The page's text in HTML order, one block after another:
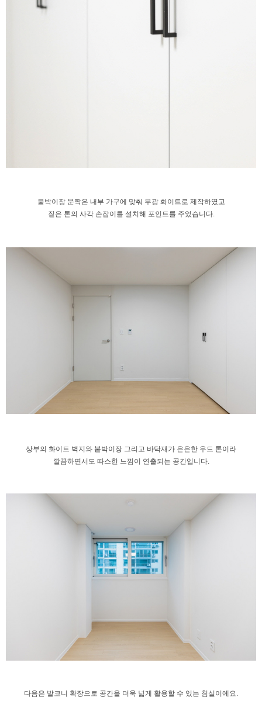
붙박이장 문짝은 내부 가구에 맞춰 무광 화이트로 제작하였고
짙은 톤의 사각 손잡이를 설치해 포인트를 주었습니다.
상부의 화이트 벽지와 붙박이장 그리고 바닥재가 은은한 우드 톤이라
깔끔하면서도 따스한 느낌이 연출되는 공간입니다.
다음은 발코니 확장으로 공간을 더욱 넓게 활용할 수 있는 침실이에요.